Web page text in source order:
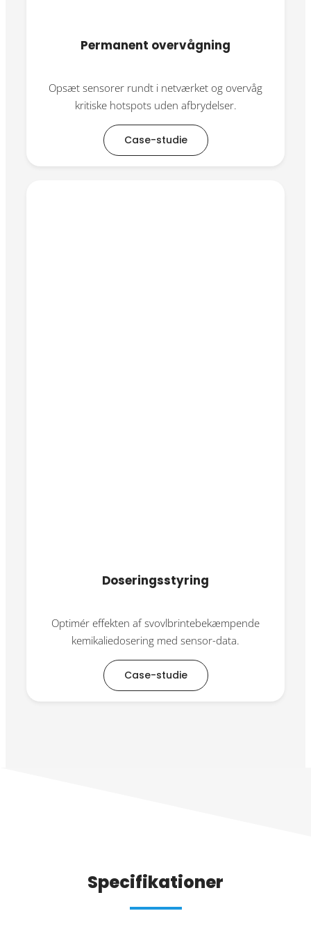
Permanent overvågning
Opsæt sensorer rundt i netværket og overvåg
kritiske hotspots uden afbrydelser.
Case-studie
Doseringsstyring
Optimér effekten af svovlbrintebekæmpende
kemikaliedosering med sensor-data.
Case-studie
Specifikationer